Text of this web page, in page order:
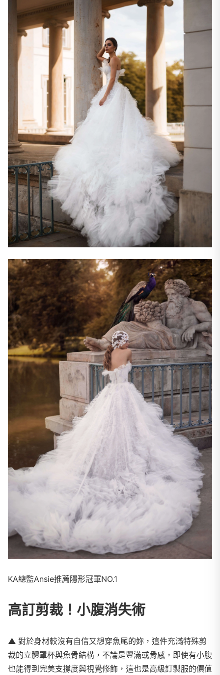
KA總監Ansie推薦隱形冠軍NO.1
高訂剪裁！小腹消失術
▲ 對於身材較沒有自信又想穿魚尾的妳，這件充滿特殊剪
裁的立體罩杯與魚骨結構，不論是豐滿或骨感，即使有小腹
也能得到完美支撐度與視覺修飾，這也是高級訂製服的價值